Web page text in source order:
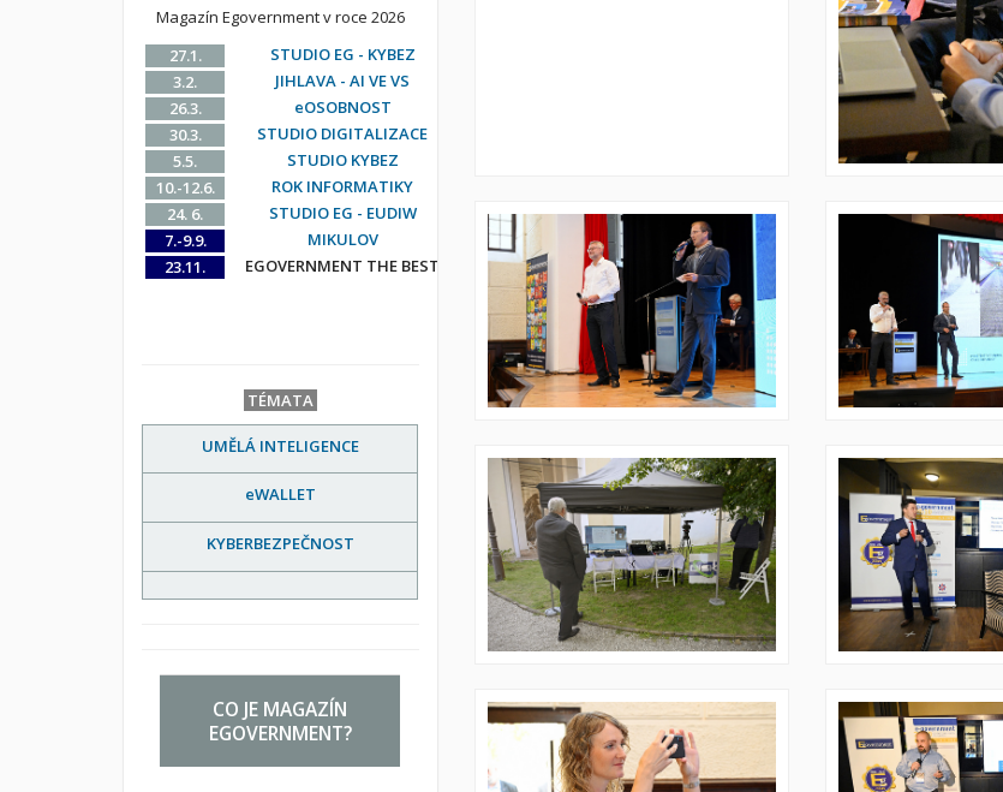
Magazín Egovernment v roce 2026
27.1.
STUDIO EG - KYBEZ
3.2.
JIHLAVA - AI VE VS
26.3.
eOSOBNOST
30.3.
STUDIO DIGITALIZACE
5.5.
STUDIO KYBEZ
10.-12.6.
ROK INFORMATIKY
24. 6.
STUDIO EG - EUDIW
7.-9.9.
MIKULOV
23.11.
EGOVERNMENT THE BEST
TÉMATA
UMĚLÁ INTELIGENCE
eWALLET
KYBERBEZPEČNOST
CO JE MAGAZÍN
EGOVERNMENT?